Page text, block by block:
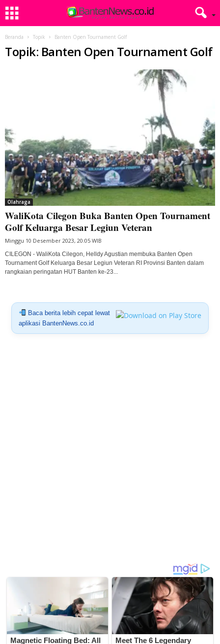
Beranda Topik Banten Open Tournament Golf
Topik: Banten Open Tournament Golf
Olahraga
WaliKota Cilegon Buka Banten Open Tournament
Golf Keluarga Besar Legiun Veteran
Minggu 10 Desember 2023, 20:05 WIB
CILEGON - WaliKota Cilegon, Helldy Agustian membuka Banten Open
Tournament Golf Keluarga Besar Legiun Veteran RI Provinsi Banten dalam
rangkaian peringatan HUT Banten ke-23...
Baca berita lebih cepat lewat
aplikasi BantenNews.co.id